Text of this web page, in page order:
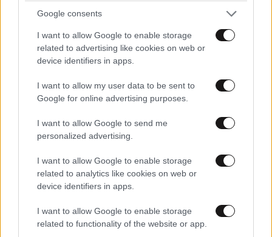
Google consents
I want to allow Google to enable storage
related to advertising like cookies on web or
device identifiers in apps.
I want to allow my user data to be sent to
Google for online advertising purposes.
I want to allow Google to send me
personalized advertising.
I want to allow Google to enable storage
related to analytics like cookies on web or
device identifiers in apps.
I want to allow Google to enable storage
related to functionality of the website or app.
LIFESTYLE2 ω. πριν
Μαρία Κορινθίου: «Είμαι πιο ευτυχισμένη από